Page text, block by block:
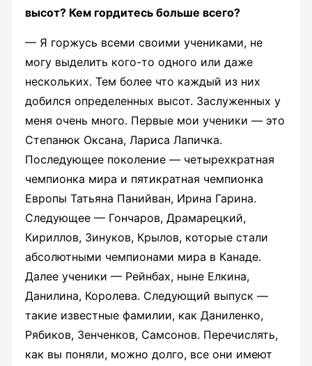
высот? Кем гордитесь больше всего?
— Я горжусь всеми своими учениками, не
могу выделить кого-то одного или даже
нескольких. Тем более что каждый из них
добился определенных высот. Заслуженных у
меня очень много. Первые мои ученики — это
Степанюк Оксана, Лариса Лапичка.
Последующее поколение — четырехкратная
чемпионка мира и пятикратная чемпионка
Европы Татьяна Панийван, Ирина Гарина.
Следующее — Гончаров, Драмарецкий,
Кириллов, Зинуков, Крылов, которые стали
абсолютными чемпионами мира в Канаде.
Далее ученики — Рейнбах, ныне Елкина,
Данилина, Королева. Следующий выпуск —
такие известные фамилии, как Даниленко,
Рябиков, Зенченков, Самсонов. Перечислять,
как вы поняли, можно долго, все они имеют